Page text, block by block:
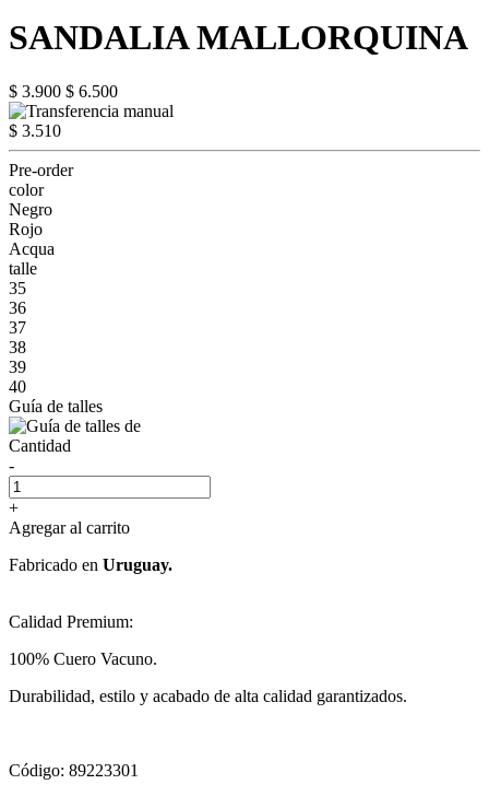
SANDALIA MALLORQUINA
$ 3.900 $ 6.500
$ 3.510
Pre-order
color
Negro
Rojo
Acqua
talle
35
36
37
38
39
40
Guía de talles
Cantidad
-
+
Agregar al carrito
Fabricado en Uruguay.
Calidad Premium:
100% Cuero Vacuno.
Durabilidad, estilo y acabado de alta calidad garantizados.
Código: 89223301